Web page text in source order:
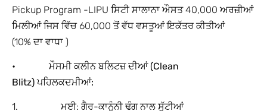
Pickup Program -LIPU ਸਿਟੀ ਸਾਲਾਨਾ ਔਸਤ 40,000 ਅਰਜ਼ੀਆਂ
ਮਿਲੀਆਂ ਜਿਸ ਵਿੱਚ 60,000 ਤੋਂ ਵੱਧ ਵਸਤੂਆਂ ਇਕੱਤਰ ਕੀਤੀਆਂ
(10% ਦਾ ਵਾਧਾ )
• ਮੌਸਮੀ ਕਲੀਨ ਬਲਿਟਜ਼ ਦੀਆਂ (Clean
Blitz)ਪਹਿਲਕਦਮੀਆਂ:
1. ਮਈ: ਗੈਰ-ਕਾਨੂੰਨੀ ਢੰਗ ਨਾਲ ਸੁੱਟੀਆਂ